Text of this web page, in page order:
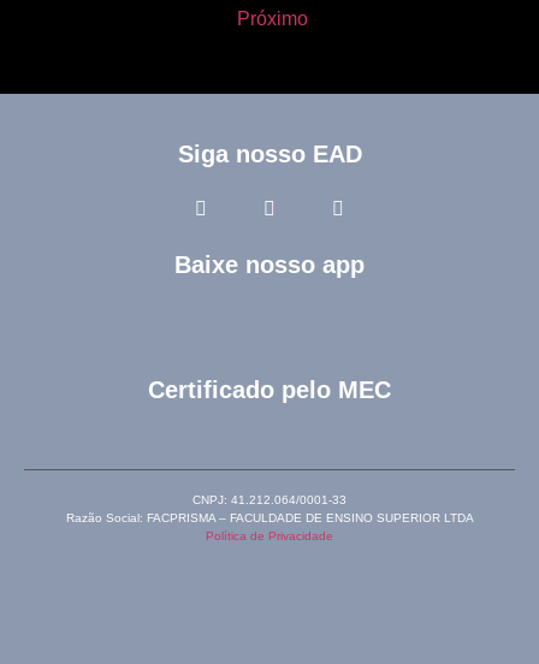
Próximo
Siga nosso EAD
Baixe nosso app
Certificado pelo MEC
CNPJ: 41.212.064/0001-33
Razão Social: FACPRISMA – FACULDADE DE ENSINO SUPERIOR LTDA
Política de Privacidade